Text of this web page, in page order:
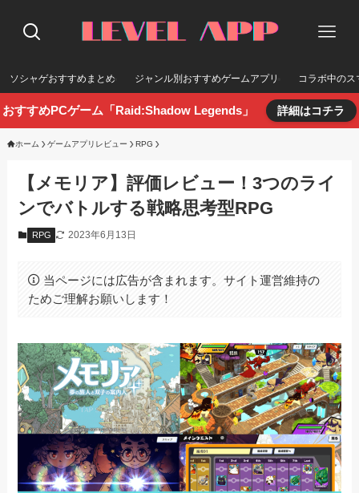
ソシャゲおすすめまとめ ジャンル別おすすめゲームアプリ コラボ中のス
おすすめPCゲーム「Raid:Shadow Legends」 詳細はコチラ
ホーム ゲームアプリレビュー RPG
【メモリア】評価レビュー！3つのライ
ンでバトルする戦略思考型RPG
RPG 2023年6月13日
当ページには広告が含まれます。サイト運営維持の
ためご理解お願いします！